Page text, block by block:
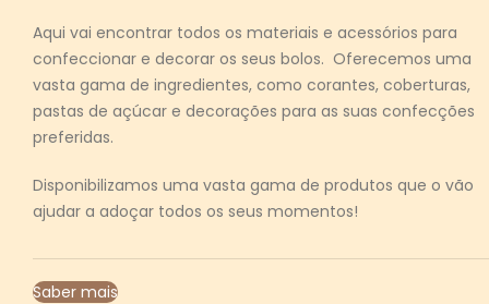
Aqui vai encontrar todos os materiais e acessórios para
confeccionar e decorar os seus bolos. Oferecemos uma
vasta gama de ingredientes, como corantes, coberturas,
pastas de açúcar e decorações para as suas confecções
preferidas.
Disponibilizamos uma vasta gama de produtos que o vão
ajudar a adoçar todos os seus momentos!
Saber mais